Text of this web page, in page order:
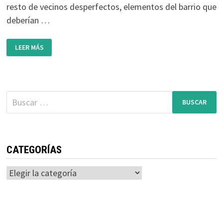
resto de vecinos desperfectos, elementos del barrio que
deberían …
NUEVA
SECCIÓN:
FOTODENUNCIA
LEER MÁS
Buscar:
CATEGORÍAS
Categorías